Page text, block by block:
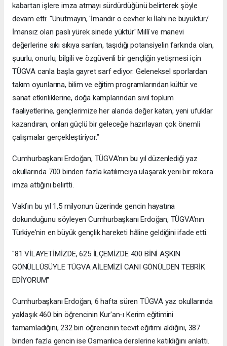
kabartan işlere imza atmayı sürdürdüğünü belirterek şöyle
devam etti: "Unutmayın, 'İmandır o cevher ki İlahi ne büyüktür/
İmansız olan paslı yürek sinede yüktür' Millî ve manevi
değerlerine sıkı sıkıya sarılan, taşıdığı potansiyelin farkında olan,
şuurlu, onurlu, bilgili ve özgüvenli bir gençliğin yetişmesi için
TÜGVA canla başla gayret sarf ediyor. Geleneksel sporlardan
takım oyunlarına, bilim ve eğitim programlarından kültür ve
sanat etkinliklerine, doğa kamplarından sivil toplum
faaliyetlerine, gençlerimize her alanda değer katan, yeni ufuklar
kazandıran, onları güçlü bir geleceğe hazırlayan çok önemli
çalışmalar gerçekleştiriyor.”
Cumhurbaşkanı Erdoğan, TÜGVA'nın bu yıl düzenlediği yaz
okullarında 700 binden fazla katılımcıya ulaşarak yeni bir rekora
imza attığını belirtti.
Vakfın bu yıl 1,5 milyonun üzerinde gencin hayatına
dokunduğunu söyleyen Cumhurbaşkanı Erdoğan, TÜGVA'nın
Türkiye'nin en büyük gençlik hareketi hâline geldiğini ifade etti.
"81 VİLAYETİMİZDE, 625 İLÇEMİZDE 400 BİNİ AŞKIN
GÖNÜLLÜSÜYLE TÜGVA AİLEMİZİ CANI GÖNÜLDEN TEBRİK
EDİYORUM"
Cumhurbaşkanı Erdoğan, 6 hafta süren TÜGVA yaz okullarında
yaklaşık 460 bin öğrencinin Kur'an-ı Kerim eğitimini
tamamladığını, 232 bin öğrencinin tecvit eğitimi aldığını, 387
binden fazla gencin ise Osmanlıca derslerine katıldığını anlattı.